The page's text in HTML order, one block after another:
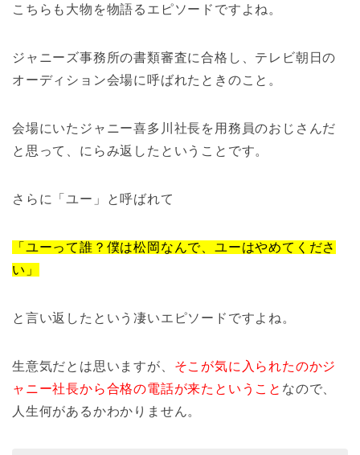
こちらも大物を物語るエピソードですよね。
ジャニーズ事務所の書類審査に合格し、テレビ朝日の
オーディション会場に呼ばれたときのこと。
会場にいたジャニー喜多川社長を用務員のおじさんだ
と思って、にらみ返したということです。
さらに「ユー」と呼ばれて
「ユーって誰？僕は松岡なんで、ユーはやめてくださ
い」
と言い返したという凄いエピソードですよね。
生意気だとは思いますが、 そこが気に入られたのかジ
ャニー社長から合格の電話が来たということ なので、
人生何があるかわかりません。